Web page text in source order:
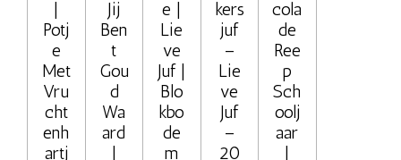
|
Potj
e
Met
Vru
cht
enh
artj
Jij
Ben
t
Gou
d
Wa
ard
|
e |
Lie
ve
Juf |
Blo
kbo
de
m
kers
juf
–
Lie
ve
Juf
–
20
cola
de
Ree
p
Sch
oolj
aar
|